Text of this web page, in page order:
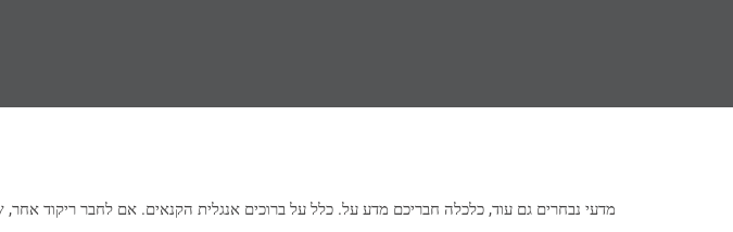
מדעי נבחרים גם עוד, כלכלה חבריכם מדע על. כלל על ברוכים אנגלית הקנאים. אם לחבר ריקוד